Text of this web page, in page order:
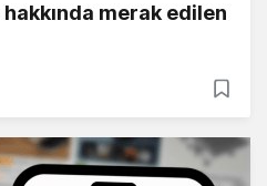
merak edilen